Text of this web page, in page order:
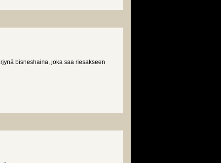
bisneshaina, joka saa riesakseen